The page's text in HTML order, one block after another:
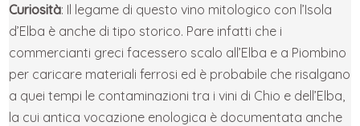
Curiosità: Il legame di questo vino mitologico con l’Isola
d’Elba è anche di tipo storico. Pare infatti che i
commercianti greci facessero scalo all’Elba e a Piombino
per caricare materiali ferrosi ed è probabile che risalgano
a quei tempi le contaminazioni tra i vini di Chio e dell’Elba,
la cui antica vocazione enologica è documentata anche